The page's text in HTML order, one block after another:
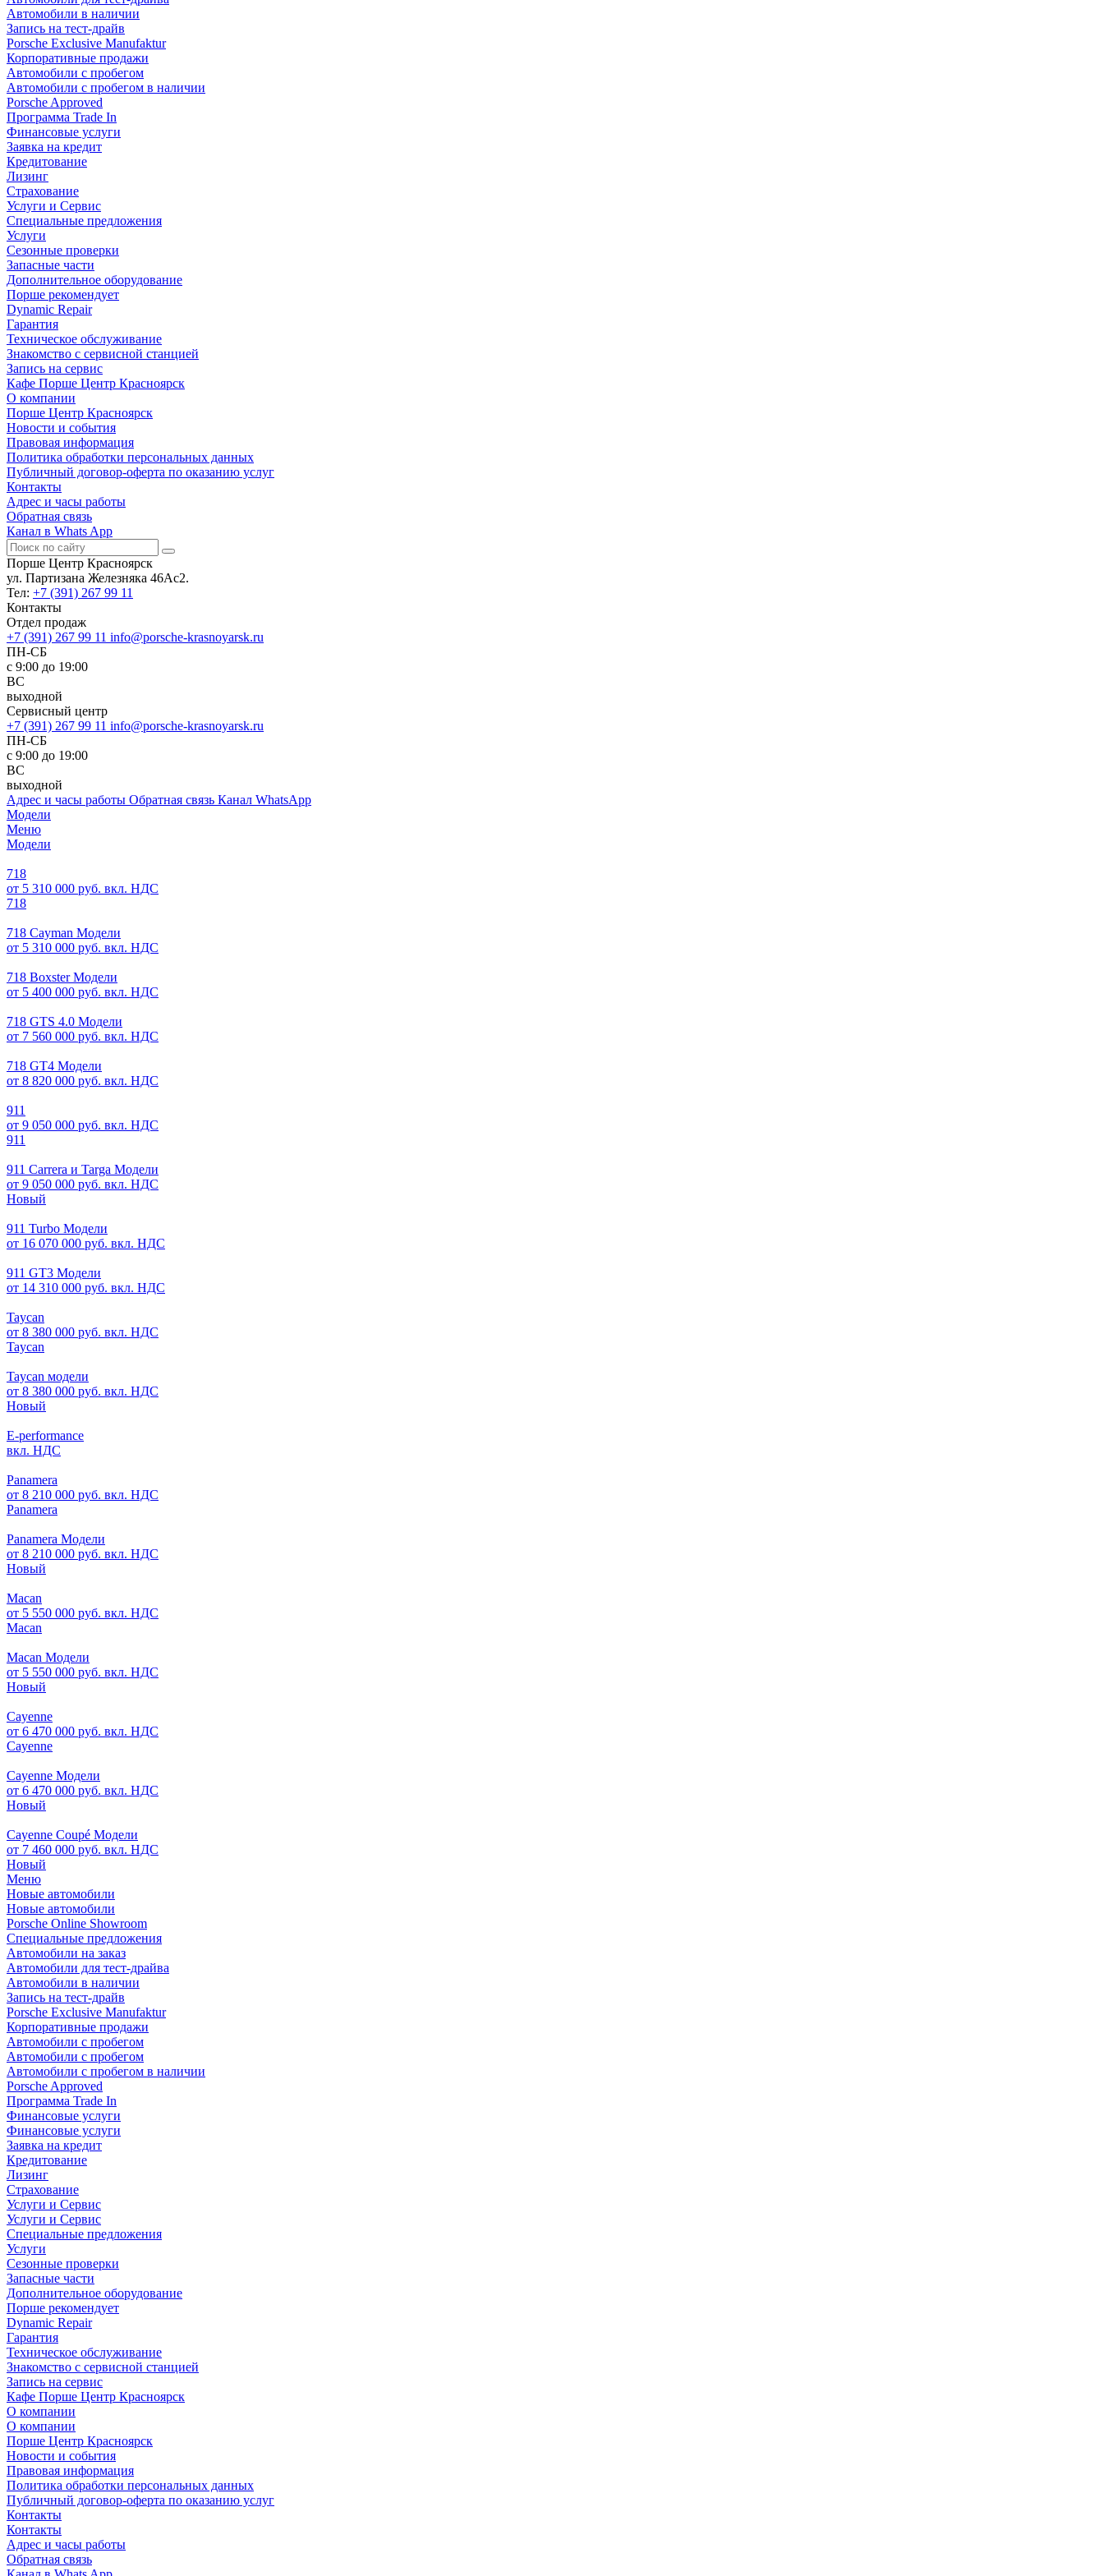
Автомобили в наличии
Запись на тест-драйв
Porsche Exclusive Manufaktur
Корпоративные продажи
Автомобили с пробегом
Автомобили с пробегом в наличии
Porsche Approved
Программа Trade In
Финансовые услуги
Заявка на кредит
Кредитование
Лизинг
Страхование
Услуги и Сервис
Специальные предложения
Услуги
Сезонные проверки
Запасные части
Дополнительное оборудование
Порше рекомендует
Dynamic Repair
Гарантия
Техническое обслуживание
Знакомство с сервисной станцией
Запись на сервис
Кафе Порше Центр Красноярск
О компании
Порше Центр Красноярск
Новости и события
Правовая информация
Политика обработки персональных данных
Публичный договор-оферта по оказанию услуг
Контакты
Адрес и часы работы
Обратная связь
Канал в Whats App
Порше Центр Красноярск
ул. Партизана Железняка 46Ас2.
Тел: +7 (391) 267 99 11
Контакты
Отдел продаж
+7 (391) 267 99 11 info@porsche-krasnoyarsk.ru
ПН-СБ
c 9:00 до 19:00
ВС
выходной
Сервисный центр
+7 (391) 267 99 11 info@porsche-krasnoyarsk.ru
ПН-СБ
с 9:00 до 19:00
ВС
выходной
Адрес и часы работы Обратная связь Канал WhatsApp
Модели
Меню
Модели
718
от 5 310 000 руб. вкл. НДС
718
718 Cayman Модели
от 5 310 000 руб. вкл. НДС
718 Boxster Модели
от 5 400 000 руб. вкл. НДС
718 GTS 4.0 Модели
от 7 560 000 руб. вкл. НДС
718 GT4 Модели
от 8 820 000 руб. вкл. НДС
911
от 9 050 000 руб. вкл. НДС
911
911 Carrera и Targa Модели
от 9 050 000 руб. вкл. НДС
Новый
911 Turbo Модели
от 16 070 000 руб. вкл. НДС
911 GT3 Модели
от 14 310 000 руб. вкл. НДС
Taycan
от 8 380 000 руб. вкл. НДС
Taycan
Taycan модели
от 8 380 000 руб. вкл. НДС
Новый
E-performance
вкл. НДС
Panamera
от 8 210 000 руб. вкл. НДС
Panamera
Panamera Модели
от 8 210 000 руб. вкл. НДС
Новый
Macan
от 5 550 000 руб. вкл. НДС
Macan
Macan Модели
от 5 550 000 руб. вкл. НДС
Новый
Cayenne
от 6 470 000 руб. вкл. НДС
Cayenne
Cayenne Модели
от 6 470 000 руб. вкл. НДС
Новый
Cayenne Coupé Модели
от 7 460 000 руб. вкл. НДС
Новый
Меню
Новые автомобили
Новые автомобили
Porsche Online Showroom
Специальные предложения
Автомобили на заказ
Автомобили для тест-драйва
Автомобили в наличии
Запись на тест-драйв
Porsche Exclusive Manufaktur
Корпоративные продажи
Автомобили с пробегом
Автомобили с пробегом
Автомобили с пробегом в наличии
Porsche Approved
Программа Trade In
Финансовые услуги
Финансовые услуги
Заявка на кредит
Кредитование
Лизинг
Страхование
Услуги и Сервис
Услуги и Сервис
Специальные предложения
Услуги
Сезонные проверки
Запасные части
Дополнительное оборудование
Порше рекомендует
Dynamic Repair
Гарантия
Техническое обслуживание
Знакомство с сервисной станцией
Запись на сервис
Кафе Порше Центр Красноярск
О компании
О компании
Порше Центр Красноярск
Новости и события
Правовая информация
Политика обработки персональных данных
Публичный договор-оферта по оказанию услуг
Контакты
Контакты
Адрес и часы работы
Обратная связь